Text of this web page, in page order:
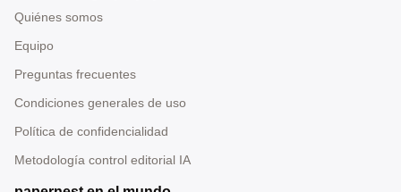
Quiénes somos
Equipo
Preguntas frecuentes
Condiciones generales de uso
Política de confidencialidad
Metodología control editorial IA